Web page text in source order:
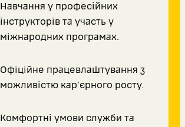
Навчання у професійних
інструкторів та участь у
міжнародних програмах.
Офіційне працевлаштування з
можливістю кар'єрного росту.
Комфортні умови служби та